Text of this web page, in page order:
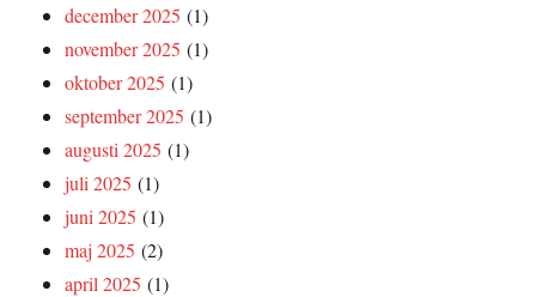
december 2025 (1)
november 2025 (1)
oktober 2025 (1)
september 2025 (1)
augusti 2025 (1)
juli 2025 (1)
juni 2025 (1)
maj 2025 (2)
april 2025 (1)